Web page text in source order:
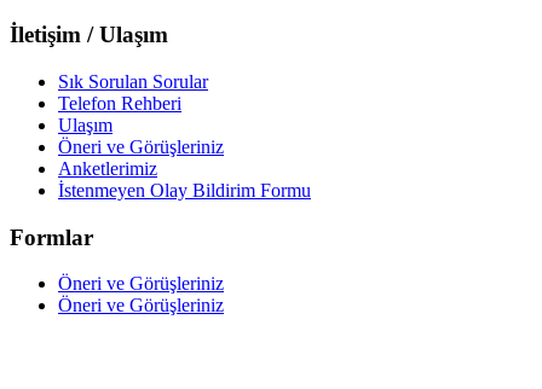
İletişim / Ulaşım
Sık Sorulan Sorular
Telefon Rehberi
Ulaşım
Öneri ve Görüşleriniz
Anketlerimiz
İstenmeyen Olay Bildirim Formu
Formlar
Öneri ve Görüşleriniz
Öneri ve Görüşleriniz